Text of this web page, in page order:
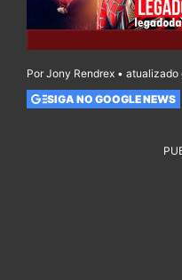
Por Jony Rendrex • atualizado
SIGA NO GOOGLE NEWS